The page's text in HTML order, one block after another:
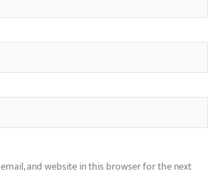
email, and website in this browser for the next